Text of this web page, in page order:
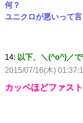
何？
ユニクロが悪いって
14: 以下、＼(^o^)／
2015/07/16(木)
カッペほどファス